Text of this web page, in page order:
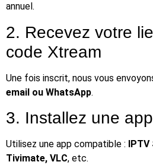
annuel.
2. Recevez votre
code Xtream
Une fois inscrit, nous vous
email ou WhatsApp.
3. Installez une
Utilisez une app compatible :
Tivimate, VLC, etc.